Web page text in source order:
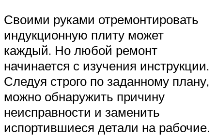
Своими руками отремонтировать
индукционную плиту может
каждый. Но любой ремонт
начинается с изучения инструкции.
Следуя строго по заданному плану,
можно обнаружить причину
неисправности и заменить
испортившиеся детали на рабочие.